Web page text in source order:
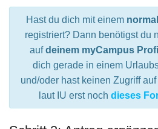
Hast du dich mit einem
registriert? Dann benötigst du
aufdeinem myCampus Profil
dich gerade in einem
und/oder hast keinen Zugriff
laut IU erst noch dieses